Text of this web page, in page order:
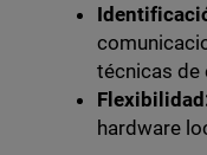
técnicas de
hardware